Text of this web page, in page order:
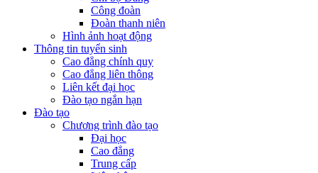
Công đoàn
Đoàn thanh niên
Hình ảnh hoạt động
Thông tin tuyển sinh
Cao đẳng chính quy
Cao đẳng liên thông
Liên kết đại học
Đào tạo ngắn hạn
Đào tạo
Chương trình đào tạo
Đại học
Cao đẳng
Trung cấp